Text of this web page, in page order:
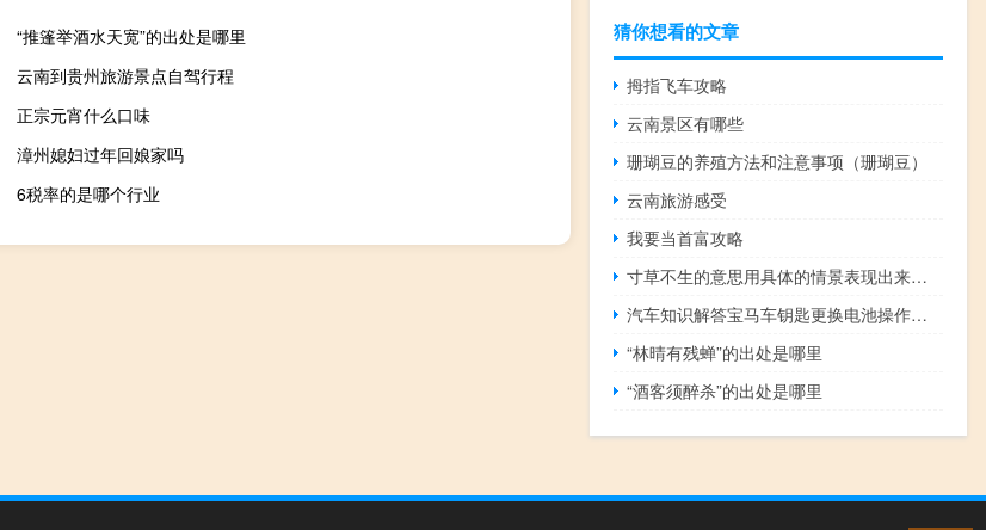
“推篷举酒水天宽”的出处是哪里
云南到贵州旅游景点自驾行程
正宗元宵什么口味
漳州媳妇过年回娘家吗
6税率的是哪个行业
猜你想看的文章
拇指飞车攻略
云南景区有哪些
珊瑚豆的养殖方法和注意事项（珊瑚豆）
云南旅游感受
我要当首富攻略
寸草不生的意思用具体的情景表现出来（寸草不生的意思）
汽车知识解答宝马车钥匙更换电池操作步骤是什么？
“林晴有残蝉”的出处是哪里
“酒客须醉杀”的出处是哪里